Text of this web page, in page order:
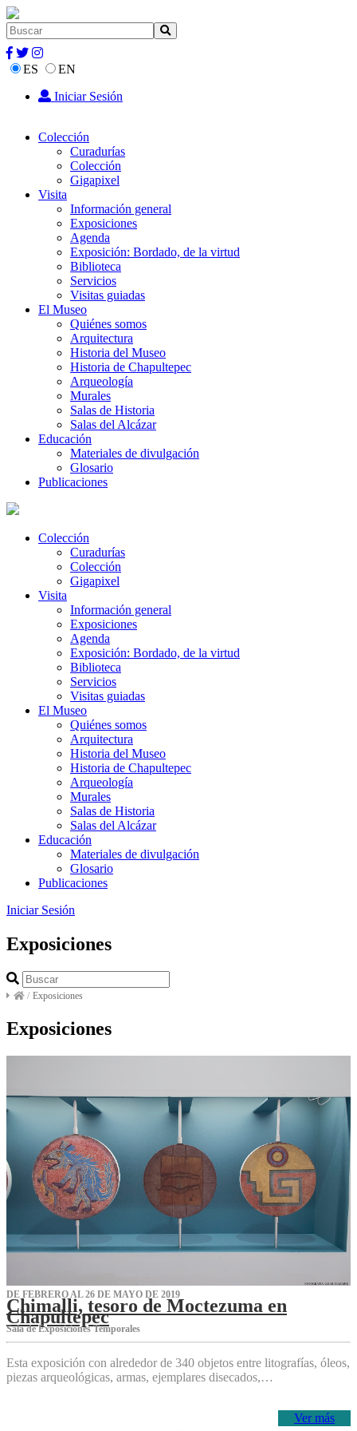
ES
EN
Iniciar Sesión
Colección
Curadurías
Colección
Gigapixel
Visita
Información general
Exposiciones
Agenda
Exposición: Bordado, de la virtud
Biblioteca
Servicios
Visitas guiadas
El Museo
Quiénes somos
Arquitectura
Historia del Museo
Historia de Chapultepec
Arqueología
Murales
Salas de Historia
Salas del Alcázar
Educación
Materiales de divulgación
Glosario
Publicaciones
Colección
Curadurías
Colección
Gigapixel
Visita
Información general
Exposiciones
Agenda
Exposición: Bordado, de la virtud
Biblioteca
Servicios
Visitas guiadas
El Museo
Quiénes somos
Arquitectura
Historia del Museo
Historia de Chapultepec
Arqueología
Murales
Salas de Historia
Salas del Alcázar
Educación
Materiales de divulgación
Glosario
Publicaciones
Iniciar Sesión
Exposiciones
/ Exposiciones
Exposiciones
DE FEBRERO AL 26 DE MAYO DE 2019
Chimalli, tesoro de Moctezuma en
Chapultepec
Sala de Exposiciones Temporales
Esta exposición con alrededor de 340 objetos entre litografías, óleos,
piezas arqueológicas, armas, ejemplares disecados,…
Ver más